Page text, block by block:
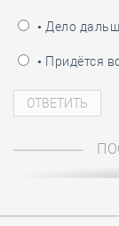
• Дело
• Придётся